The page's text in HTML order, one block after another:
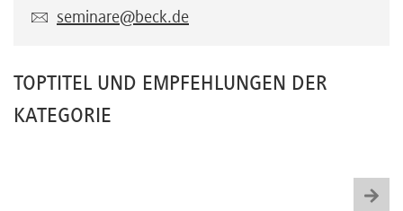
seminare@beck.de
TOPTITEL UND EMPFEHLUNGEN DER
KATEGORIE